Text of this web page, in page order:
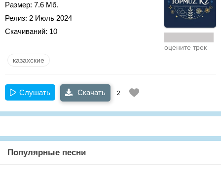
Размер: 7.6 Мб.
Релиз: 2 Июль 2024
Скачиваний: 10
оцените трек
казахские
Слушать Скачать 2
Популярные песни